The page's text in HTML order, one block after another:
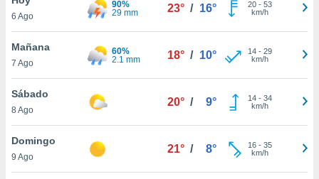
y
en
más
de
6 Ago
90%
29 mm
23° / 16° 20- 53
km/h
Mañana
7 Ago
60%
2.1 mm
18° / 10° 14- 29
km/h
Sábado
8 Ago
20° / 9° 14- 34
km/h
Domingo
9 Ago
21° / 8° 16- 35
km/h